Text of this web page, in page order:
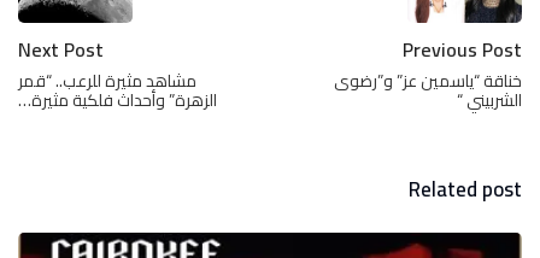
Previous Post
خناقة “ياسمين عز” و”رضوى
الشربيني “
Next Post
مشاهد مثيرة للرعب.. “قمر
الزهرة” وأحداث فلكية مثيرة…
Related post